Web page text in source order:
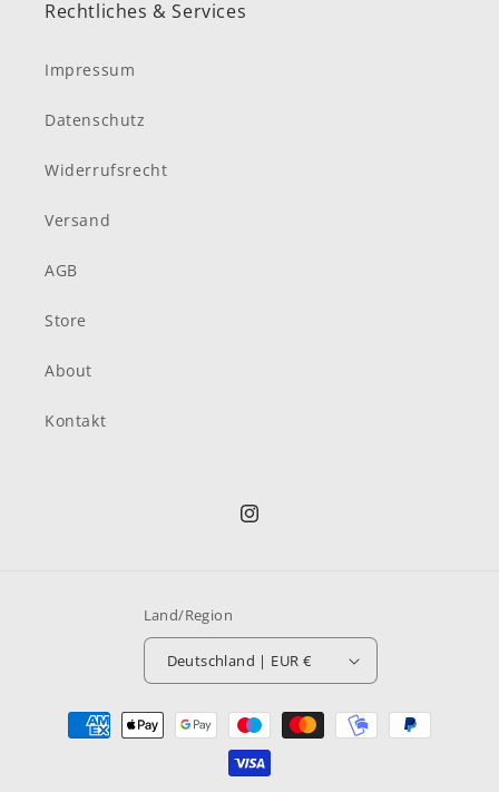
Rechtliches & Services
Impressum
Datenschutz
Widerrufsrecht
Versand
AGB
Store
About
Kontakt
Instagram
Land/Region
Deutschland | EUR €
Zahlungsmethoden